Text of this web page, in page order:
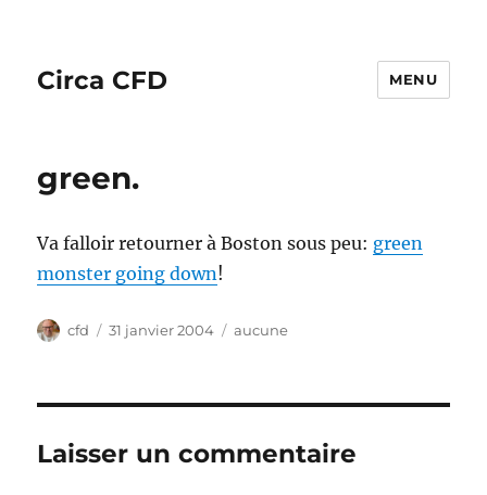
Circa CFD MENU
green.
Va falloir retourner à Boston sous peu: green
monster going down!
Auteur
cfd
Publié
31 janvier 2004 Catégories
aucune
Laisser un commentaire